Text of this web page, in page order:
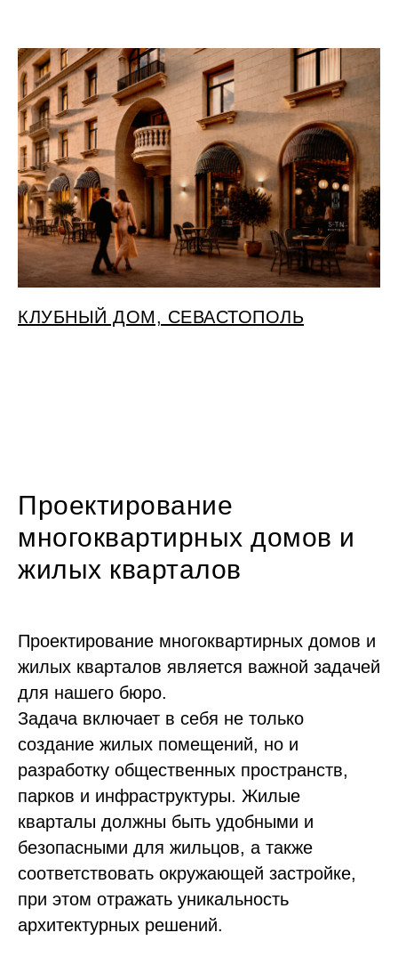
КЛУБНЫЙ ДОМ, СЕВАСТОПОЛЬ
Проектирование
многоквартирных домов и
жилых кварталов
Проектирование многоквартирных домов и
жилых кварталов является важной задачей
для нашего бюро.
Задача включает в себя не только
создание жилых помещений, но и
разработку общественных пространств,
парков и инфраструктуры. Жилые
кварталы должны быть удобными и
безопасными для жильцов, а также
соответствовать окружающей застройке,
при этом отражать уникальность
архитектурных решений.